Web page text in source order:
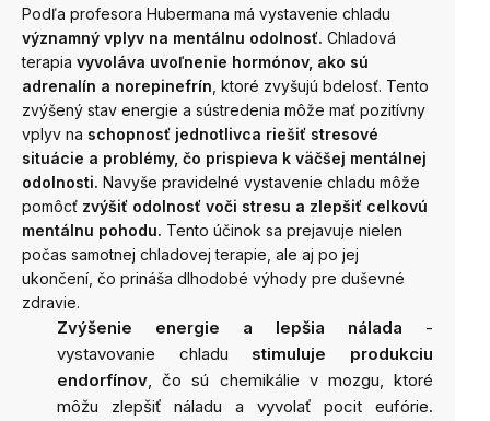
Podľa profesora Hubermana má vystavenie chladu
významný vplyv na mentálnu odolnosť. Chladová
terapia vyvoláva uvoľnenie hormónov, ako sú
adrenalín a norepinefrín , ktoré zvyšujú bdelosť. Tento
zvýšený stav energie a sústredenia môže mať pozitívny
vplyv na schopnosť jednotlivca riešiť stresové
situácie a problémy, čo prispieva k väčšej mentálnej
odolnosti. Navyše pravidelné vystavenie chladu môže
pomôcť zvýšiť odolnosť voči stresu a zlepšiť celkovú
mentálnu pohodu. Tento účinok sa prejavuje nielen
počas samotnej chladovej terapie, ale aj po jej
ukončení, čo prináša dlhodobé výhody pre duševné
zdravie.
Zvýšenie energie a lepšia nálada
-
vystavovanie chladu
stimuluje produkciu
endorfínov, čo sú chemikálie v mozgu, ktoré
môžu zlepšiť náladu a vyvolať pocit eufórie.